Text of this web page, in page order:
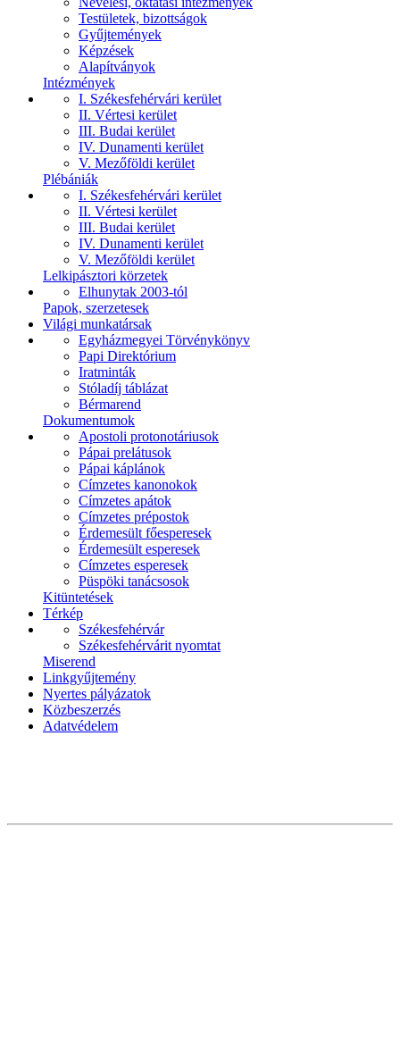
Testületek, bizottságok
Gyűjtemények
Képzések
Alapítványok
Intézmények
I. Székesfehérvári kerület
II. Vértesi kerület
III. Budai kerület
IV. Dunamenti kerület
V. Mezőföldi kerület
Plébániák
I. Székesfehérvári kerület
II. Vértesi kerület
III. Budai kerület
IV. Dunamenti kerület
V. Mezőföldi kerület
Lelkipásztori körzetek
Elhunytak 2003-tól
Papok, szerzetesek
Világi munkatársak
Egyházmegyei Törvénykönyv
Papi Direktórium
Iratminták
Stóladíj táblázat
Bérmarend
Dokumentumok
Apostoli protonotáriusok
Pápai prelátusok
Pápai káplánok
Címzetes kanonokok
Címzetes apátok
Címzetes prépostok
Érdemesült főesperesek
Érdemesült esperesek
Címzetes esperesek
Püspöki tanácsosok
Kitüntetések
Térkép
Székesfehérvár
Székesfehérvárit nyomtat
Miserend
Linkgyűjtemény
Nyertes pályázatok
Közbeszerzés
Adatvédelem